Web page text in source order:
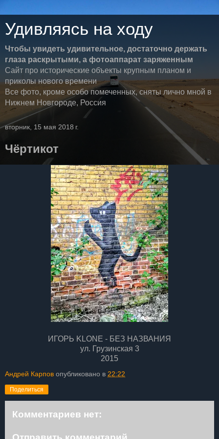
Удивляясь на ходу
Чтобы увидеть удивительное, достаточно держать
глаза раскрытыми, а фотоаппарат заряженным
Сайт про исторические объекты крупным планом и
приколы нового времени
Все фото, кроме особо помеченных, сняты лично мной в
Нижнем Новгороде, Россия
вторник, 15 мая 2018 г.
Чёртикот
ИГОРЬ KLONE - БЕЗ НАЗВАНИЯ
ул. Грузинская 3
2015
Андрей Карпов опубликовано в 22:22
Поделиться
Комментариев нет: